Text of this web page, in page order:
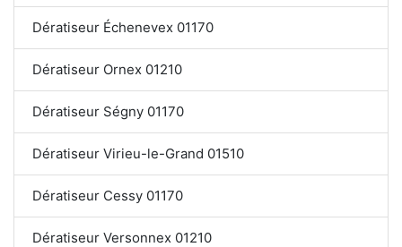
Dératiseur Échenevex 01170
Dératiseur Ornex 01210
Dératiseur Ségny 01170
Dératiseur Virieu-le-Grand 01510
Dératiseur Cessy 01170
Dératiseur Versonnex 01210